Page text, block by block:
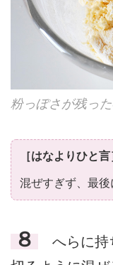
粉っぽさが残っ
［はなよりひと言
混ぜすぎず、最後
８ へらに持